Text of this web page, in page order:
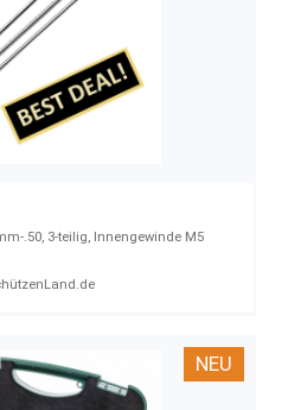
.50, 3-teilig, Innengewinde M5
NEU